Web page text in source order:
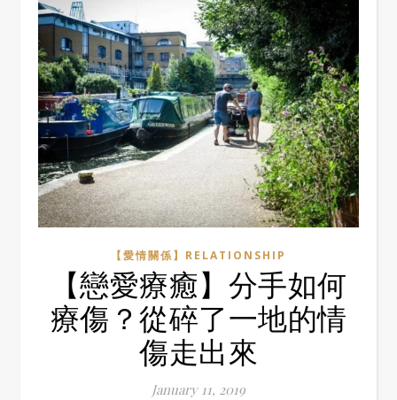
【愛情關係】RELATIONSHIP
【戀愛療癒】分手如何
療傷？從碎了一地的情
傷走出來
January 11, 2019